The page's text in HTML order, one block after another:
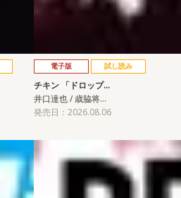
電子版 試し読み
チキン 「ドロップ…
井口達也 / 歳脇将…
発売日：2026.08.06